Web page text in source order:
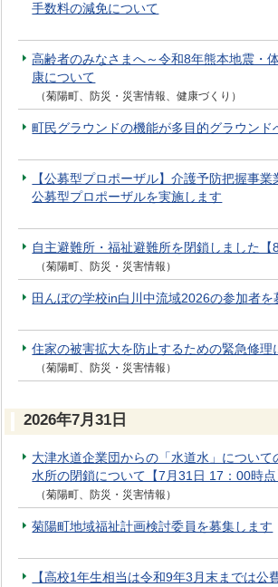
手数料の減免について
高齢者のみなさまへ～令和8年熊本地震・
康について
（菊陽町、防災・災害情報、健康づくり）
町民グラウンドの機能が多目的グラウンド
【公募型プロポーザル】介護予防把握事
公募型プロポーザルを実施します
自主避難所・福祉避難所を閉鎖しました【
（菊陽町、防災・災害情報）
田んぼの学校in白川中流域2026の参加者を
住家の被害拡大を防止するための緊急修理
（菊陽町、防災・災害情報）
2026年7月31日
大津水道企業団からの「水道水」について
水所の閉鎖について【7月31日 17：00時点
（菊陽町、防災・災害情報）
菊陽町地域福祉計画検討委員を募集します
【高校1年生相当は令和9年3月末までは公